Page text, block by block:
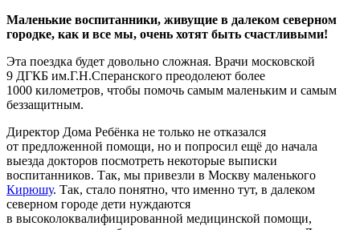
Маленькие воспитанники, живущие в далеком северном
городке, как и все мы, очень хотят быть счастливыми!
Эта поездка будет довольно сложная. Врачи московской
9 ДГКБ им.Г.Н.Сперанского преодолеют более
1000 километров, чтобы помочь самым маленьким и самым
беззащитным.
Директор Дома Ребёнка не только не отказался
от предложенной помощи, но и попросил ещё до начала
выезда докторов посмотреть некоторые выписки
воспитанников. Так, мы привезли в Москву маленького
Кирюшу. Так, стало понятно, что именно тут, в далеком
северном городе дети нуждаются
в высоколоквалифицированной медицинской помощи,